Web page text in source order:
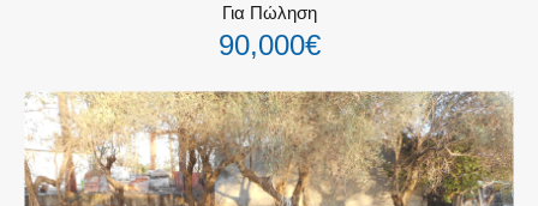
Για Πώληση
90,000€